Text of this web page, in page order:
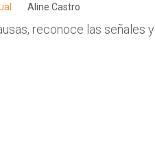
Aline Castro
reconoce las señales